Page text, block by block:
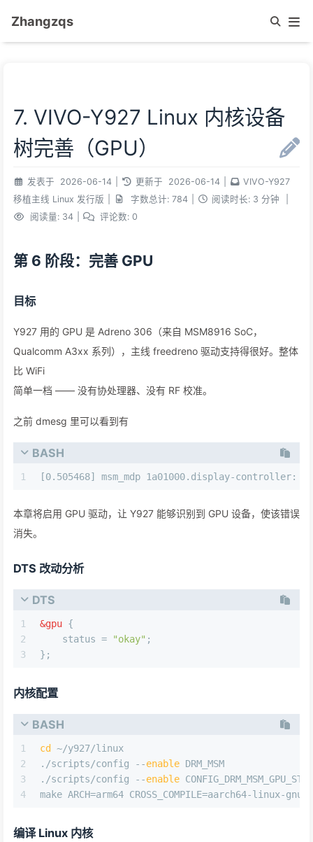
Zhangzqs
7. VIVO-Y927 Linux 内核设备
树完善（GPU）
发表于 2026-06-14 更新于 2026-06-14
VIVO-Y927
移植主线 Linux 发行版
字数总计: 784 阅读时长: 3 分钟
阅读量: 34 评论数: 0
第 6 阶段：完善 GPU
目标
Y927 用的 GPU 是 Adreno 306（来自 MSM8916 SoC，
Qualcomm A3xx 系列），主线 freedreno 驱动支持得很好。整体
比 WiFi
简单一档 —— 没有协处理器、没有 RF 校准。
之前 dmesg 里可以看到有
BASH
1 [0.505468] msm_mdp 1a01000.display-controller:
本章将启用 GPU 驱动，让 Y927 能够识别到 GPU 设备，使该错误
消失。
DTS 改动分析
DTS
1
2
3
&gpu {
status = "okay" ;
};
内核配置
BASH
1
2
3
4
cd
~/y927/linux
./scripts/config --enable DRM_MSM
./scripts/config --enable
make ARCH=arm64 CROSS_COMPILE=aarch64-linux-
编译 Linux 内核